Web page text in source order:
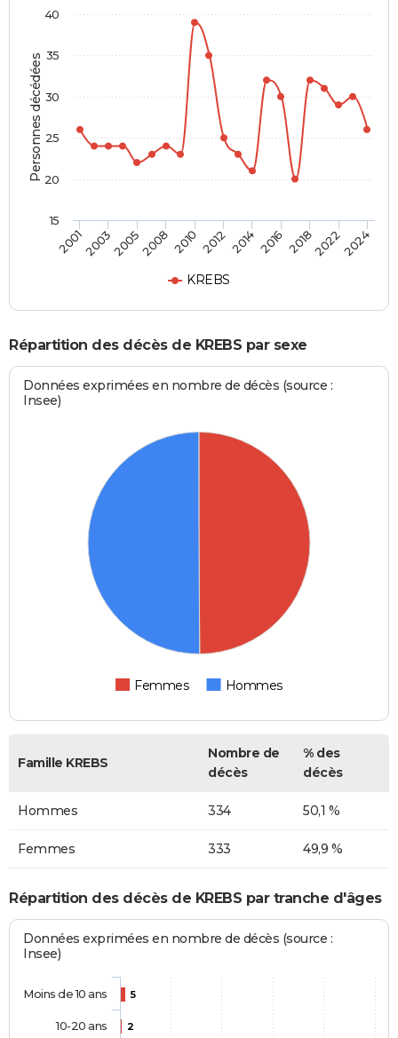
Personnes décédées
KREBS
2001200320052008 2010 2012 2014 2016 201820222024
15
20
25
30
35
40
Répartition des décès de KREBS par sexe
Données exprimées en nombre de décès (source :
Insee)
Femmes Hommes
Famille KREBS
Nombre de
décès
% des
décès
Hommes 334 50,1 %
Femmes 333 49,9 %
Répartition des décès de KREBS par tranche d'âges
Données exprimées en nombre de décès (source :
Insee)
5
2
Moins de 10 ans
10-20 ans